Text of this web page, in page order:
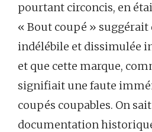
pourtant circoncis, en
« Bout coupé » suggérait
indélébile et dissimulée
et que cette marque,
signifiait une faute
coupés coupables. On
documentation